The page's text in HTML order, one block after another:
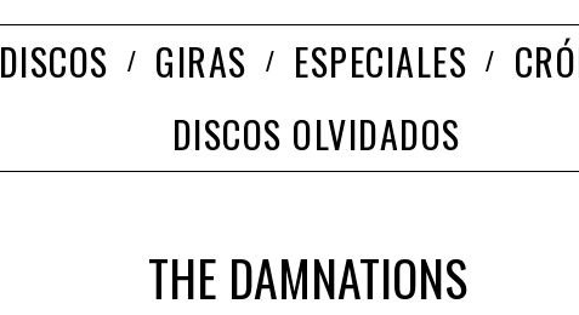
DISCOS GIRAS ESPECIALES
DISCOS OLVIDADOS
THE DAMNATIONS